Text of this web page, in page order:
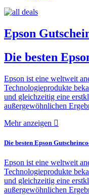
Epson
Die besten
Epson ist eine weltweit
Technologieprodukte
und gleichzeitig eine
außergewöhnlichen
Mehr anzeigen
Die besten Epson
Epson ist eine weltweit
Technologieprodukte
und gleichzeitig eine
außergewöhnlichen